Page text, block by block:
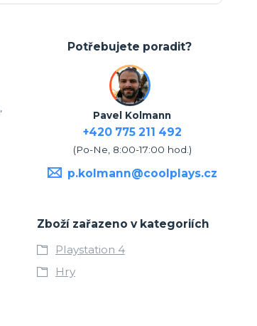
Potřebujete poradit?
Pavel Kolmann
+420 775 211 492
(Po-Ne, 8:00-17:00 hod.)
p.kolmann@coolplays.cz
Zboží zařazeno v kategoriích
Playstation 4
Hry